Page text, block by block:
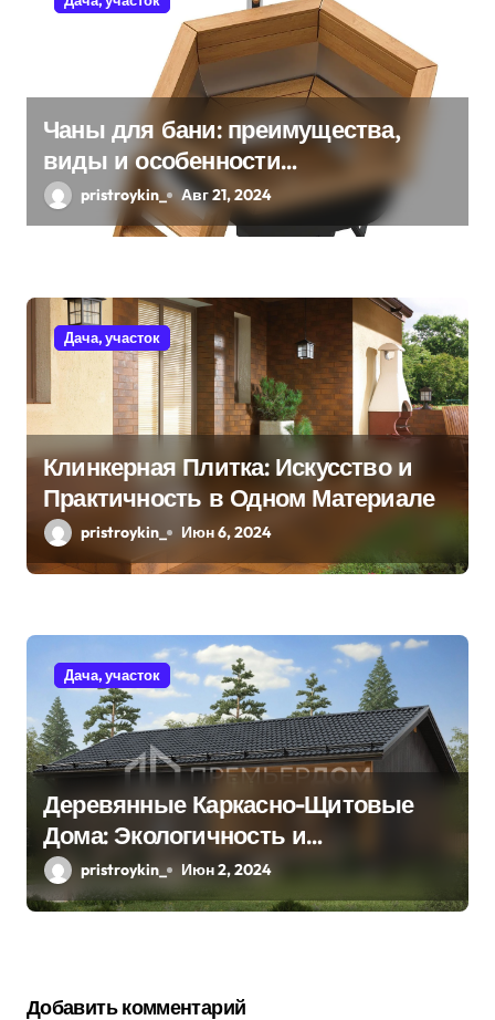
п
и
я
м
Чаны для бани: преимущества,
виды и особенности
использования
pristroykin_ Авг 21, 2024
Дача, участок
Клинкерная Плитка: Искусство и
Практичность в Одном Материале
pristroykin_ Июн 6, 2024
Дача, участок
Деревянные Каркасно-Щитовые
Дома: Экологичность и
Практичность
pristroykin_ Июн 2, 2024
Добавить комментарий